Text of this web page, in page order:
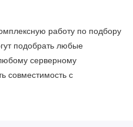
работу по подбору
подобрать любые
серверному
совместимость с
и проводим регулярное